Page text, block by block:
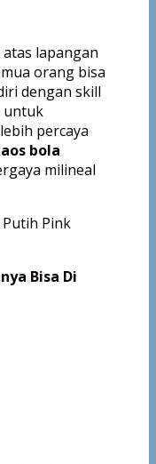
lapangan
orang bisa
dengan skill
untuk
percaya
bola
milineal
Bisa Di